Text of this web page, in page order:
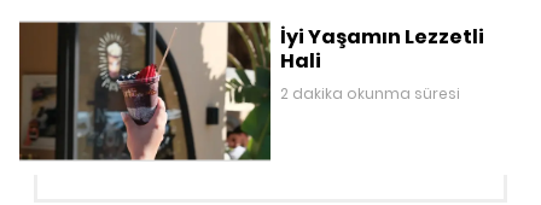
İyi Yaşamın Lezzetli
Hali
2 dakika okunma süresi